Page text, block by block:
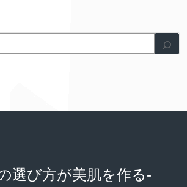
選び方が美肌を作る-